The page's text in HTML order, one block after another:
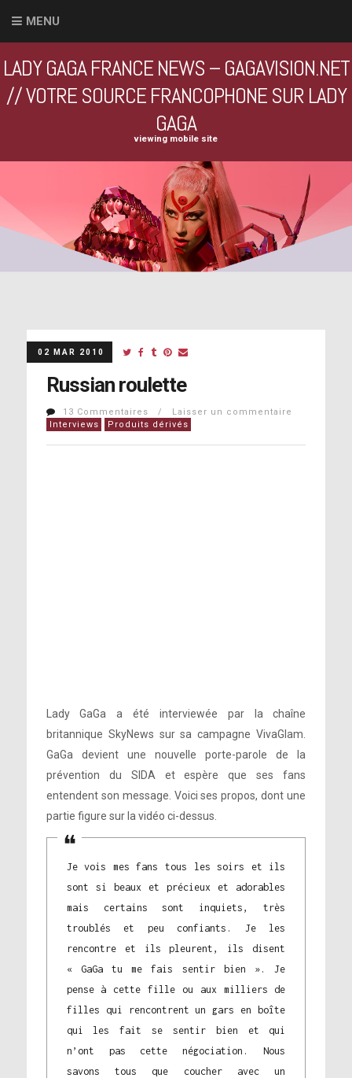
MENU
LADY GAGA FRANCE NEWS – GAGAVISION.NET
// VOTRE SOURCE FRANCOPHONE SUR LADY
GAGA
viewing mobile site
02 MAR 2010
Russian roulette
13 Commentaires / Laisser un commentaire
Interviews
Produits dérivés
Lady GaGa a été interviewée par la chaîne
britannique SkyNews sur sa campagne VivaGlam.
GaGa devient une nouvelle porte-parole de la
prévention du SIDA et espère que ses fans
entendent son message. Voici ses propos, dont une
partie figure sur la vidéo ci-dessus.
Je vois mes fans tous les soirs et ils
sont si beaux et précieux et adorables
mais certains sont inquiets, très
troublés et peu confiants. Je les
rencontre et ils pleurent, ils disent
« GaGa tu me fais sentir bien ». Je
pense à cette fille ou aux milliers de
filles qui rencontrent un gars en boîte
qui les fait se sentir bien et qui
n’ont pas cette négociation. Nous
savons tous que coucher avec un